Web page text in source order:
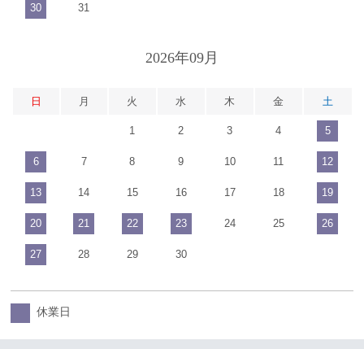
30 31
2026年09月
日 月 火 水 木 金 土
1 2 3 4 5
6 7 8 9 10 11 12
13 14 15 16 17 18 19
20 21 22 23 24 25 26
27 28 29 30
休業日